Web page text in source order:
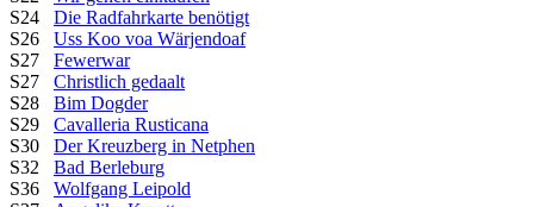
S24 Die Radfahrkarte benötigt
S26 Uss Koo voa Wärjendoaf
S27 Fewerwar
S27 Christlich gedaalt
S28 Bim Dogder
S29 Cavalleria Rusticana
S30 Der Kreuzberg in Netphen
S32 Bad Berleburg
S36 Wolfgang Leipold